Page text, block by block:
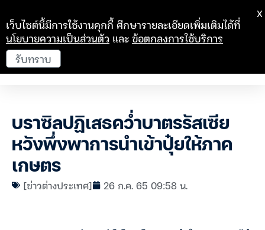
บราซิลปฏิเสธคว่ำบาตรรัสเซีย
หวังพึ่งพาการนำเข้าปุ๋ยให้ภาค
เกษตร
[ข่าวต่างประเทศ] 26 ก.ค. 65 09:58 น.
เว็บไซต์นี้มีการใช้งานคุกกี้ ศึกษารายละเอียดเพิ่มเติมได้ที่
นโยบายความเป็นส่วนตัว และข้อตกลงการใช้บริการ
รับทราบ
X